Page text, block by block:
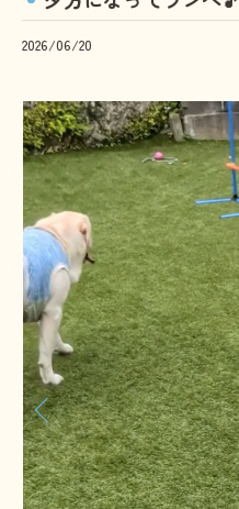
2026/06/20